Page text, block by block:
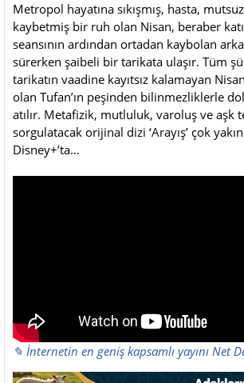
Metropol hayatına sıkışmış, hasta,
kaybetmiş bir ruh olan Nisan, beraber
seansının ardından ortadan kaybolan
sürerken şaibeli bir tarikata ulaşır. Tüm
tarikatın vaadine kayıtsız kalamayan
olan Tufan’ın peşinden bilinmezliklerle
atılır. Metafizik, mutluluk, varoluş ve aşk
sorgulatacak orijinal dizi ‘Arayış’ çok
Disney+’ta…
✎ İnternetin en geniş kapsamlı yayını Net